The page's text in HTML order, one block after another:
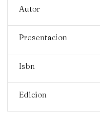
Autor
Presentacion
Isbn
Edicion